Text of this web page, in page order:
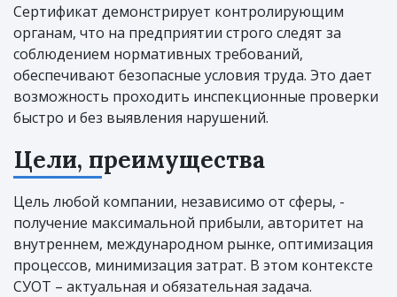
Сертификат демонстрирует контролирующим
органам, что на предприятии строго следят за
соблюдением нормативных требований,
обеспечивают безопасные условия труда. Это дает
возможность проходить инспекционные проверки
быстро и без выявления нарушений.
Цели, преимущества
Цель любой компании, независимо от сферы, -
получение максимальной прибыли, авторитет на
внутреннем, международном рынке, оптимизация
процессов, минимизация затрат. В этом контексте
СУОТ – актуальная и обязательная задача.